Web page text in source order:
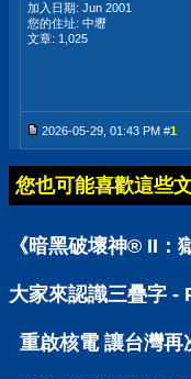
加入日期: Jun 2001
您的住址: 中壢
文章: 1,025
2026-05-29, 01:43 PM #1
您也可能喜歡這些
《暗黑破壞神® II
大家來認識三疊字 -
重啟核電 讓台灣再